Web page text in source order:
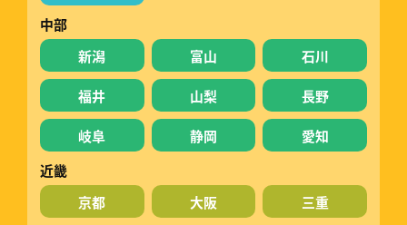
中部
新潟
富山 石川
福井 山梨 長野
岐阜 静岡
愛知
近畿
京都
大阪 三重